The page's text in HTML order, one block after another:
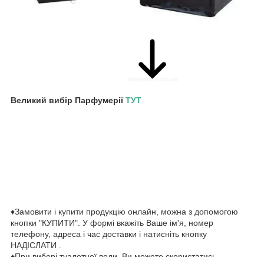
Великий вибір ПарфумеріїТУТ
♦Замовити і купити продукцію онлайн, можна з допомогою
кнопки "КУПИТИ". У формі вкажіть Ваше ім'я, номер
телефону, адреса і час доставки і натисніть кнопку
НАДІСЛАТИ .